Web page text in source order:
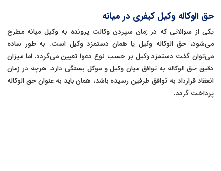
حق الوکاله وکیل کیفری در میانه
یکی از سوالاتی که در زمان سپردن وکالت پرونده به وکیل میانه مطرح
می‌شود، حق الوکاله وکیل یا همان دستمزد وکیل است. به طور ساده
می‌توان گفت دستمزد وکیل بر حسب نوع دعوا تعیین می‌گردد. اما میزان
دقیق حق الوکاله به توافق میان وکیل و موکل بستگی دارد. هرچه در زمان
انعقاد قرارداد به توافق طرفین رسیده باشد، همان باید به عنوان حق الوکاله
پرداخت گردد.